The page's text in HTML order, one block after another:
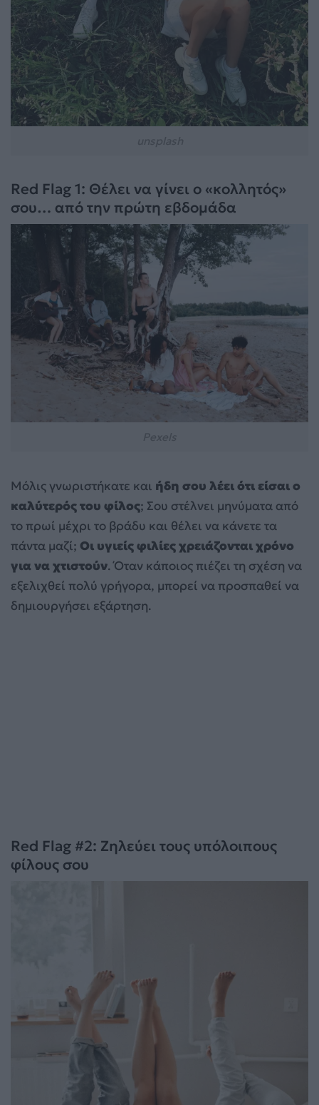
Red Flag 1: Θέλει να γίνει ο «κολλητός»
σου… από την πρώτη εβδομάδα
Μόλις γνωριστήκατε και ήδη σου λέει ότι είσαι ο
καλύτερός του φίλος; Σου στέλνει μηνύματα από
το πρωί μέχρι το βράδυ και θέλει να κάνετε τα
πάντα μαζί; Οι υγιείς φιλίες χρειάζονται χρόνο
για να χτιστούν. Όταν κάποιος πιέζει τη σχέση να
εξελιχθεί πολύ γρήγορα, μπορεί να προσπαθεί να
δημιουργήσει εξάρτηση.
Red Flag #2: Ζηλεύει τους υπόλοιπους
φίλους σου